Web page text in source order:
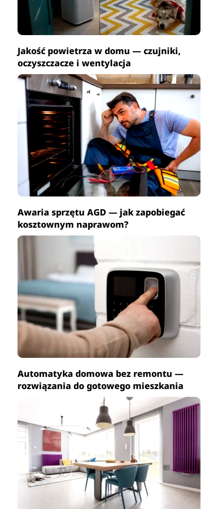
Jakość powietrza w domu — czujniki,
oczyszczacze i wentylacja
Awaria sprzętu AGD — jak zapobiegać
kosztownym naprawom?
Automatyka domowa bez remontu —
rozwiązania do gotowego mieszkania